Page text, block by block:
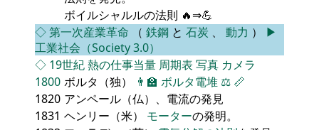
ボイルシャルルの法則 🔥⇒💪
◇第一次産業革命 （ 鉄鋼 と 石炭 、 動力 ） ▶
工業社会（Society 3.0）
◇ 19世紀熱の仕事当量 周期表 写真 カメラ
1800 ボルタ（独） 👨‍🏫 ボルタ電堆 ⚖️ 📏
1820 アンペール（仏）、電流の発見
1831 ヘンリー（米） モーターの発明。